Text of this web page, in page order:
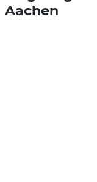
Aachen